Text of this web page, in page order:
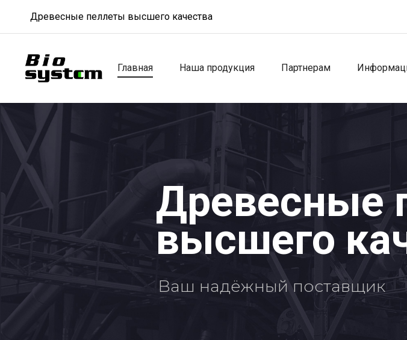
Древесные пеллеты высшего качества
Главная Наша продукция Партнерам
Древесные
высшего
Ваш надёжный поставщик